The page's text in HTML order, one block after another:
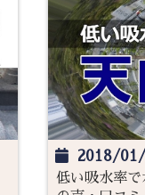
2018/
低い吸水率